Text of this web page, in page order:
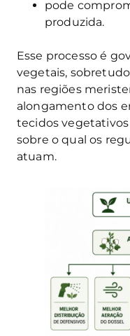
pode
produzida.
Esse processo é
vegetais,
nas regiões
alongamento dos
tecidos
sobre o qual os
atuam.